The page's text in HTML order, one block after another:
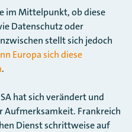
im Mittelpunkt, ob diese
Datenschutz oder
stellt sich jedoch
Europa sich diese
.
hat sich verändert und
Aufmerksamkeit. Frankreich
Dienst schrittweise auf